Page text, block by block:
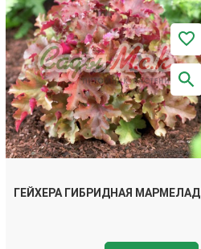
ГЕЙХЕРА ГИБРИДНАЯ МАРМЕЛАД